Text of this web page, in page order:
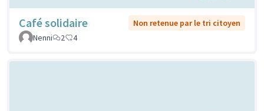
Café solidaire
Non retenue par le tri citoyen
Nenni
2 4